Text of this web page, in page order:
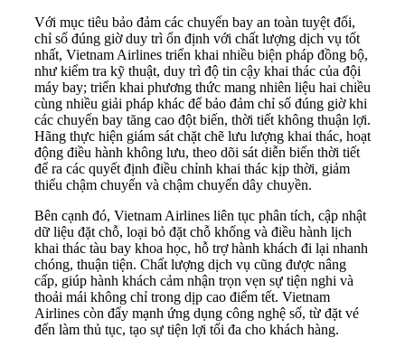
Với mục tiêu bảo đảm các chuyến bay an toàn tuyệt đối,
chỉ số đúng giờ duy trì ổn định với chất lượng dịch vụ tốt
nhất, Vietnam Airlines triển khai nhiều biện pháp đồng bộ,
như kiểm tra kỹ thuật, duy trì độ tin cậy khai thác của đội
máy bay; triển khai phương thức mang nhiên liệu hai chiều
cùng nhiều giải pháp khác để bảo đảm chỉ số đúng giờ khi
các chuyến bay tăng cao đột biến, thời tiết không thuận lợi.
Hãng thực hiện giám sát chặt chẽ lưu lượng khai thác, hoạt
động điều hành không lưu, theo dõi sát diễn biến thời tiết
để ra các quyết định điều chỉnh khai thác kịp thời, giảm
thiểu chậm chuyến và chậm chuyến dây chuyền.
Bên cạnh đó, Vietnam Airlines liên tục phân tích, cập nhật
dữ liệu đặt chỗ, loại bỏ đặt chỗ khống và điều hành lịch
khai thác tàu bay khoa học, hỗ trợ hành khách đi lại nhanh
chóng, thuận tiện. Chất lượng dịch vụ cũng được nâng
cấp, giúp hành khách cảm nhận trọn vẹn sự tiện nghi và
thoải mái không chỉ trong dịp cao điểm tết. Vietnam
Airlines còn đẩy mạnh ứng dụng công nghệ số, từ đặt vé
đến làm thủ tục, tạo sự tiện lợi tối đa cho khách hàng.